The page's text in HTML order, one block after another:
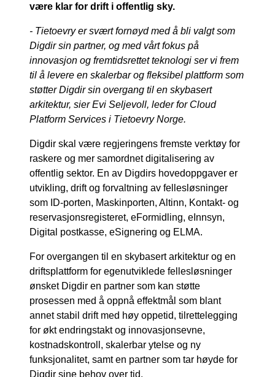
være klar for drift i offentlig sky.
- Tietoevry er svært fornøyd med å bli valgt som
Digdir sin partner, og med vårt fokus på
innovasjon og fremtidsrettet teknologi ser vi frem
til å levere en skalerbar og fleksibel plattform som
støtter Digdir sin overgang til en skybasert
arkitektur, sier Evi Seljevoll, leder for Cloud
Platform Services i Tietoevry Norge.
Digdir skal være regjeringens fremste verktøy for
raskere og mer samordnet digitalisering av
offentlig sektor. En av Digdirs hovedoppgaver er
utvikling, drift og forvaltning av fellesløsninger
som ID-porten, Maskinporten, Altinn, Kontakt- og
reservasjonsregisteret, eFormidling, eInnsyn,
Digital postkasse, eSignering og ELMA.
For overgangen til en skybasert arkitektur og en
driftsplattform for egenutviklede fellesløsninger
ønsket Digdir en partner som kan støtte
prosessen med å oppnå effektmål som blant
annet stabil drift med høy oppetid, tilrettelegging
for økt endringstakt og innovasjonsevne,
kostnadskontroll, skalerbar ytelse og ny
funksjonalitet, samt en partner som tar høyde for
Digdir sine behov over tid.